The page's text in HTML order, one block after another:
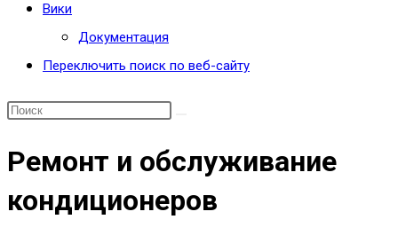
Вики
Документация
Переключить поиск по веб-сайту
Ремонт и обслуживание
кондиционеров